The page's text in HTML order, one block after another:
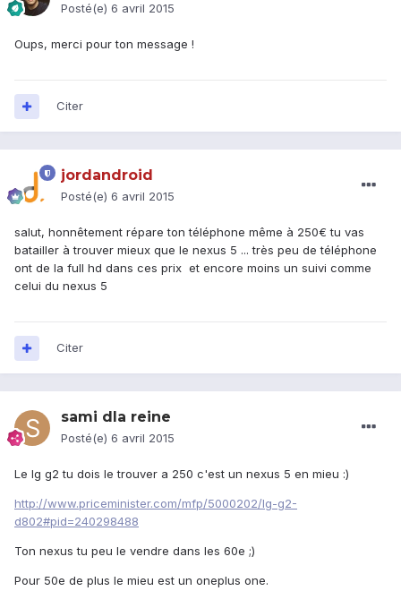
Posté(e) 6 avril 2015
Oups, merci pour ton message !
Citer
jordandroid
Posté(e) 6 avril 2015
salut, honnêtement répare ton téléphone même à 250€ tu vas
batailler à trouver mieux que le nexus 5 ... très peu de téléphone
ont de la full hd dans ces prix et encore moins un suivi comme
celui du nexus 5
Citer
sami dla reine
Posté(e) 6 avril 2015
Le lg g2 tu dois le trouver a 250 c'est un nexus 5 en mieu :)
http://www.priceminister.com/mfp/5000202/lg-g2-
d802#pid=240298488
Ton nexus tu peu le vendre dans les 60e ;)
Pour 50e de plus le mieu est un oneplus one.